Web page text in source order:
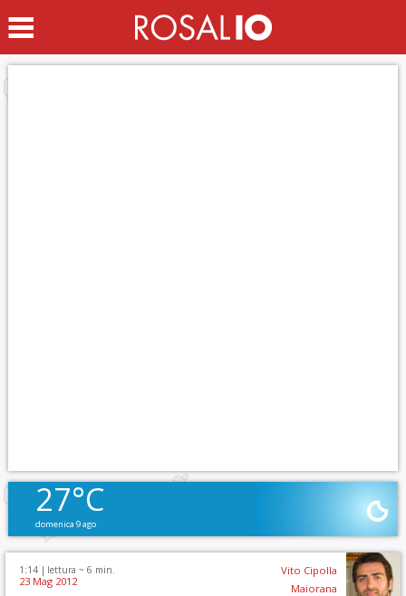
27°C
domenica 9 ago
1:14 | lettura ~ 6 min.
23 Mag 2012
Vito Cipolla
Maiorana